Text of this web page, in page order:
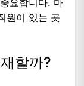
요합니다. 마
원이 있는 곳
할까?